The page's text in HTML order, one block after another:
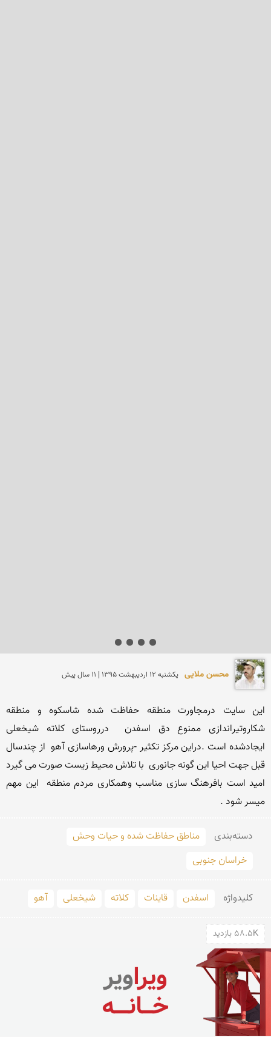
محسن ملایی يكشنبه 12 ارديبهشت 1395 | 11 سال پیش
میسر شود .
دسته‌بندی
مناطق حفاظت شده و حیات وحش
خراسان جنوبی
کلید‌واژه اسفدن قاینات کلاته شیخعلی آهو
58.5K بازدید